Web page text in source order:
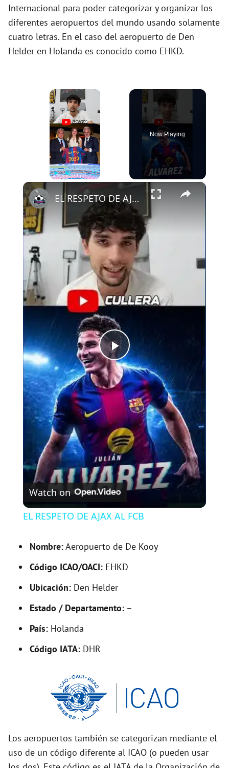
Internacional para poder categorizar y organizar los
diferentes aeropuertos del mundo usando solamente
cuatro letras. En el caso del aeropuerto de Den
Helder en Holanda es conocido como EHKD.
×
Now Playing
×
P
l
a
y
V
i
d
e
o
EL RESPETO DE AJAX AL FCB
Watch on
EL RESPETO DE AJAX AL FCB
Nombre:Aeropuerto de De Kooy
Código ICAO/OACI: EHKD
Ubicación: Den Helder
Estado / Departamento: –
País: Holanda
Código IATA: DHR
Los aeropuertos también se categorizan mediante el
uso de un código diferente al ICAO (o pueden usar